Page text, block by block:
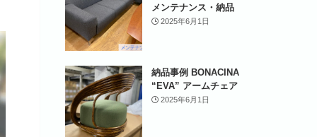
メンテナンス・納品
2025年6月1日
納品事例 BONACINA
“EVA” アームチェア
2025年6月1日